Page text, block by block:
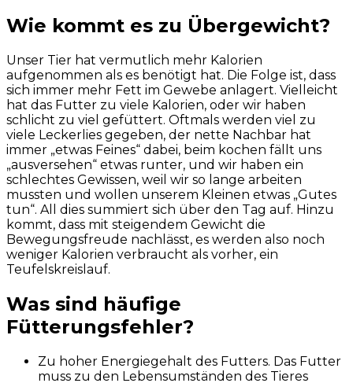
Wie kommt es zu Übergewicht?
Unser Tier hat vermutlich mehr Kalorien
aufgenommen als es benötigt hat. Die Folge ist, dass
sich immer mehr Fett im Gewebe anlagert. Vielleicht
hat das Futter zu viele Kalorien, oder wir haben
schlicht zu viel gefüttert. Oftmals werden viel zu
viele Leckerlies gegeben, der nette Nachbar hat
immer „etwas Feines“ dabei, beim kochen fällt uns
„ausversehen“ etwas runter, und wir haben ein
schlechtes Gewissen, weil wir so lange arbeiten
mussten und wollen unserem Kleinen etwas „Gutes
tun“. All dies summiert sich über den Tag auf. Hinzu
kommt, dass mit steigendem Gewicht die
Bewegungsfreude nachlässt, es werden also noch
weniger Kalorien verbraucht als vorher, ein
Teufelskreislauf.
Was sind häufige
Fütterungsfehler?
Zu hoher Energiegehalt des Futters. Das Futter
muss zu den Lebensumständen des Tieres